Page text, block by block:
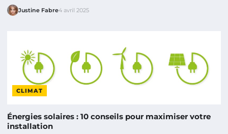
Justine Fabre4 avril 2025
CLIMAT
Énergies solaires : 10 conseils pour maximiser votre
installation